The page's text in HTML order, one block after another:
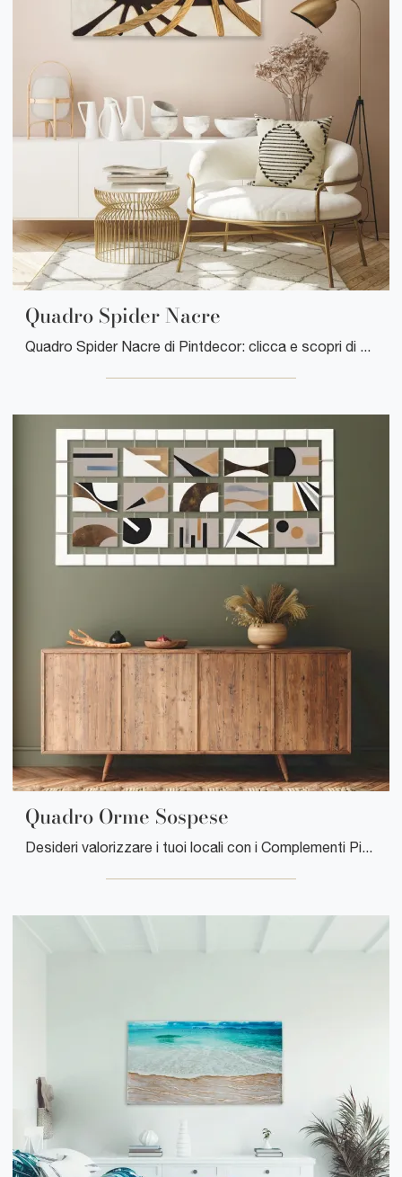
Quadro Spider Nacre
Quadro Spider Nacre di Pintdecor: clicca e scopri di più sui Complementi e quadri design in materico del rinomato brand!
Quadro Orme Sospese
Desideri valorizzare i tuoi locali con i Complementi Pintdecor? Eccoti diversi modelli di quadri in legno come Quadro Orme Sospese.